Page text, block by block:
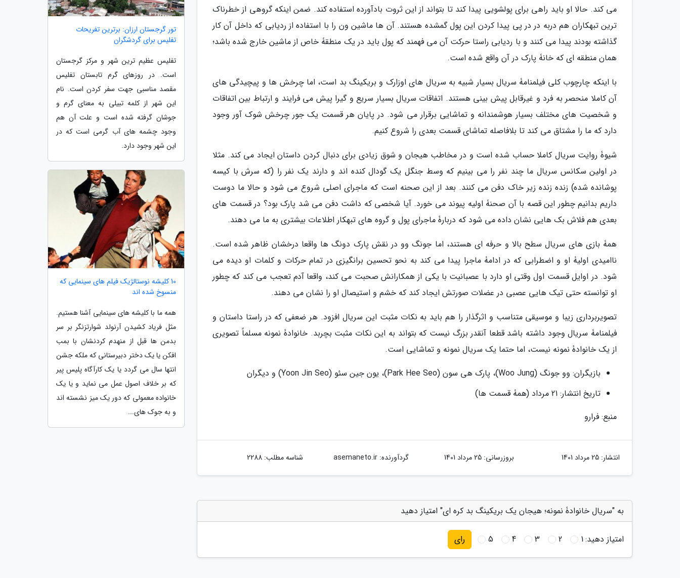
می کند. حالا او باید راهی برای پولشویی پیدا کند تا بتواند از این ثروت بادآورده استفاده کند. ضمن اینکه گروهی از خطرناک
ترین تبهکاران هم دربه در در پی پیدا کردن این پول گمشده هستند. آن ها ماشین ون را با استفاده از ردیابی که داخل آن کار
گذاشته بودند پیدا می کنند و با ردیابی راستا حرکت آن می فهمند که پول باید در یک منطقۀ خاص از ماشین خارج شده باشد؛
همان منطقه ای که خانۀ پارک در آن واقع شده است.
با اینکه چارچوب کلی فیلمنامۀ سریال بسیار شبیه به سریال های اوزارک و بریکینگ بد است، اما چرخش ها و پیچیدگی های
آن کاملا منحصر به فرد و غیرقابل پیش بینی هستند. اتفاقات سریال بسیار سریع و گیرا پیش می فرایند و ارتباط بین اتفاقات
و شخصیت های مختلف بسیار هوشمندانه و تماشایی برقرار می شود. در پایان هر قسمت یک جور چرخش شوک آور وجود
دارد که ما را مشتاق می کند تا بلافاصله تماشای قسمت بعدی را شروع کنیم.
شیوۀ روایت سریال کاملا حساب شده است و در مخاطب هیجان و شوق زیادی برای دنبال کردن داستان ایجاد می کند. مثلا
در اولین سکانس سریال ما چند نفر را می بینیم که وسط جنگل یک گودال کنده اند و دارند یک نفر را (که سرش با کیسه
پوشانده شده) زنده زنده زیر خاک دفن می کنند. بعد از این صحنه است که ماجرای اصلی شروع می شود و حالا ما دوست
داریم بدانیم چطور این قصه با آن صحنۀ اولیه پیوند می خورد. آیا شخصی که داشت دفن می شد پارک بود؟ در قسمت های
بعدی هم فلاش بک هایی نشان داده می شود که دربارۀ ماجرای پول و گروه های تبهکار اطلاعات بیشتری به ما می دهند.
همۀ بازی های سریال سطح بالا و حرفه ای هستند، اما جونگ وو در نقش پارک دونگ ها واقعا درخشان ظاهر شده است.
ناامیدی اولیۀ او و اضطرابی که در ادامۀ ماجرا پیدا می کند به نحو تحسین برانگیزی در تمام حرکات و کلمات او دیده می
شود. در اوایل قسمت اول وقتی او دارد با عصبانیت با یکی از همکارانش صحبت می کند، واقعا آدم تعجب می کند که چطور
او توانسته حتی تیک هایی عصبی در عضلات صورتش ایجاد کند که خشم و استیصال او را نشان می دهند.
تصویربرداری زیبا و موسیقی متناسب و اثرگذار را هم باید به نکات مثبت این سریال افزود. هر ضعفی که در راستا داستان و
فیلمنامۀ سریال وجود داشته باشد قطعا آنقدر بزرگ نیست که بتواند به این نکات مثبت بچربد. خانوادۀ نمونه مسلماً تصویری
از یک خانوادۀ نمونه نیست، اما حتما یک سریال نمونه و تماشایی است.
بازیگران: وو جونگ (Woo Jung)، پارک هی سون (Park Hee Seo)، یون جین سئو (Yoon Jin Seo) و دیگران
تاریخ انتشار: 21 مرداد (همۀ قسمت ها)
منبع: فرارو
انتشار: 25 مرداد 1401 بروزرسانی: 25 مرداد 1401 گردآورنده:asemaneto.ir شناسه مطلب: 2288
به "سریال خانوادۀ نمونه؛ هیجان یک بریکینگ بد کره ای" امتیاز دهید
امتیاز دهید:1
2
3
4
5 رای
تور گرجستان ارزان: برترین تفریحات
تفلیس برای گردشگران
تفلیس عظیم ترین شهر و مرکز گرجستان
است. در روزهای گرم تابستان تفلیس
مقصد مناسبی جهت سفر کردن است. نام
این شهر از کلمه تبیلی به معنای گرم و
جوشان گرفته شده است و علت آن هم
وجود چشمه های آب گرمی است که در
این شهر وجود دارد.
10 کلیشه نوستالژیک فیلم های سینمایی که
منسوخ شده اند
همه ما با کلیشه های سینمایی آشنا هستیم.
مثل فریاد کشیدن آرنولد شوارتزنگر بر سر
بدمن ها قبل از منهدم کردنشان با بمب
افکن یا یک دختر دبیرستانی که ملکه جشن
انتها سال می گردد یا یک کارآگاه پلیس پیر
که بر خلاف اصول عمل می نماید و یا یک
خانواده معمولی که دور یک میز نشسته اند
و به جوک های...